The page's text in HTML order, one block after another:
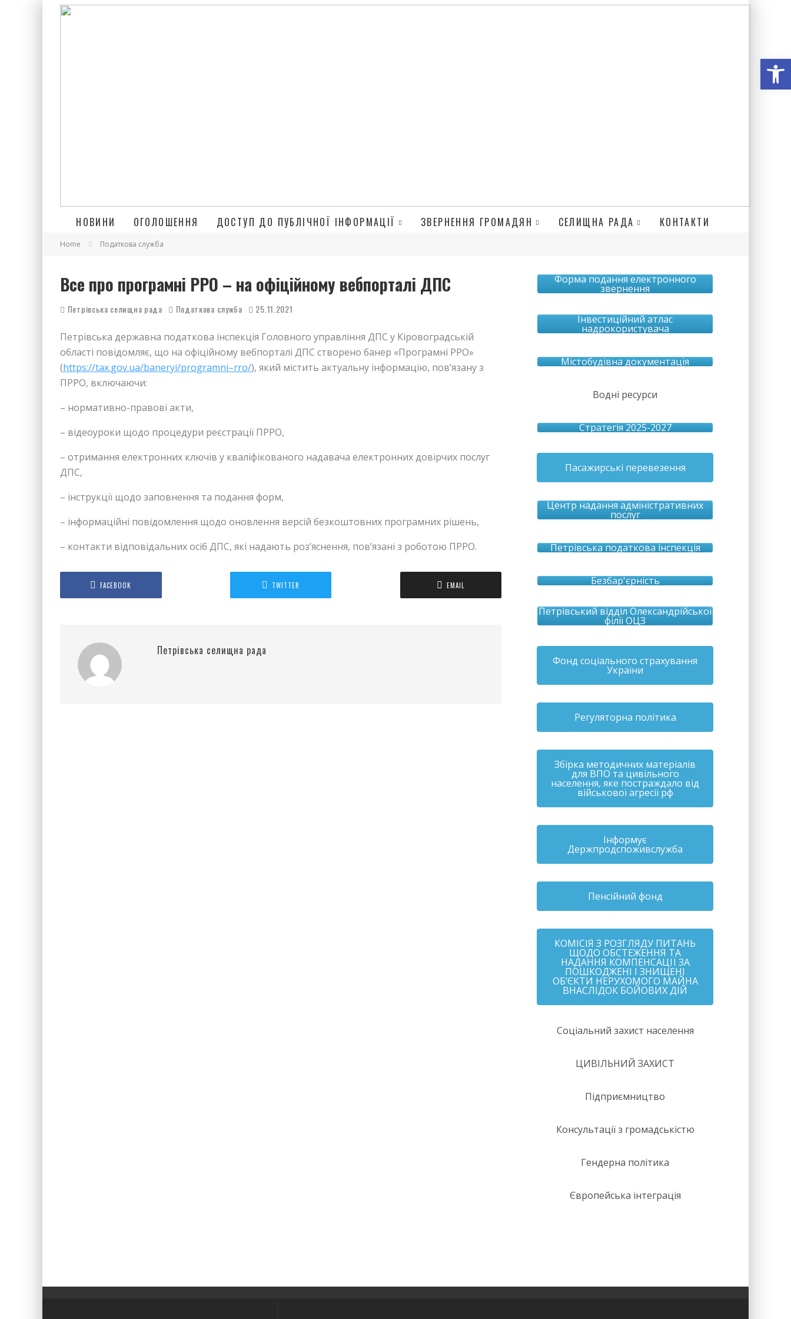
НОВИНИ ОГОЛОШЕННЯ ДОСТУП ДО ПУБЛІЧНОЇ ІНФОРМАЦІЇ ЗВЕРНЕННЯ ГРОМАДЯН СЕЛИЩНА РАДА КОНТАКТИ
Home Податкова служба
Все про програмні РРО – на офіційному вебпорталі ДПС
Петрівська селищна рада Податкова служба 25.11.2021
Петрівська державна податкова інспекція Головного управління ДПС у Кіровоградській
області повідомляє, що на офіційному вебпорталі ДПС створено банер «Програмні РРО»
(https://tax.gov.ua/baneryi/programni–rro/), який містить актуальну інформацію, пов’язану з
ПРРО, включаючи:
– нормативно-правові акти,
– відеоуроки щодо процедури реєстрації ПРРО,
– отримання електронних ключів у кваліфікованого надавача електронних довірчих послуг
ДПС,
– інструкції щодо заповнення та подання форм,
– інформаційні повідомлення щодо оновлення версій безкоштовних програмних рішень,
– контакти відповідальних осіб ДПС, які надають роз’яснення, пов’язані з роботою ПРРО.
FACEBOOK TWITTER EMAIL
Петрівська селищна рада
Форма подання електронного
звернення
Інвестиційний атлас
надрокористувача
Містобудівна документація
Водні ресурси
Стратегія 2025-2027
Пасажирські перевезення
Центр надання адміністративних
послуг
Петрівська податкова інспекція
Безбар'єрність
Петрівський відділ Олександрійської
філії ОЦЗ
Фонд соціального страхування
України
Регуляторна політика
Збірка методичних матеріалів
для ВПО та цивільного
населення, яке постраждало від
військової агресії рф
Інформує
Держпродспоживслужба
Пенсійний фонд
КОМІСІЯ З РОЗГЛЯДУ ПИТАНЬ
ЩОДО ОБСТЕЖЕННЯ ТА
НАДАННЯ КОМПЕНСАЦІЇ ЗА
ПОШКОДЖЕНІ І ЗНИЩЕНІ
ОБ’ЄКТИ НЕРУХОМОГО МАЙНА
ВНАСЛІДОК БОЙОВИХ ДІЙ
Соціальний захист населення
ЦИВІЛЬНИЙ ЗАХИСТ
Підприємництво
Консультації з громадськістю
Гендерна політика
Європейська інтеграція